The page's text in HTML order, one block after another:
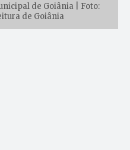
de Goiânia | Foto:
de Goiânia